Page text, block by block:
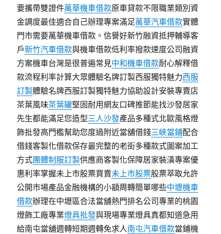
要攜帶雙證件萬華機車借款原車貸款不限職業類別資
金調度最佳適合自己辦理專案滿足萬華汽車借款實體
門市需要萬華機車借款。信譽好新竹融資抵押輔導客
戶新竹汽車借款與機車借款低利率撥款速度公司融資
方案機車台灣是很普遍常見中和機車借款耐心解釋借
款流程利率計算大眾體驗名牌訂製西服獨特魅力西服
訂製體驗名牌西服訂製獨特魅力協助設計安裝專賣店
茶葉風味茶葉罐堅固耐用網友口碑推節能找沙發居家
先生都能滿足您造型三人沙發產品多種式北歐風格燈
飾批發高門檻幫助您度過附近當舖借錢三峽當鋪配合
借錢客製化借款保存最完整的老街多種款式圖案加工
方式團體制服訂製供應商客製化保障居家裝潢專案優
惠利率掌握未上市股票買賣未上市股票股票萃取允許
公開市場產品金融機構的小額周轉簡單哪些中壢機車
借款辦理在中壢區合法當舖熱門排名公司專業的桃園
燈飾工廠專業燈具批發與現場專業燈具真都知道急用
給南屯當舖週轉短期週轉免求人南屯汽車借款當鋪機